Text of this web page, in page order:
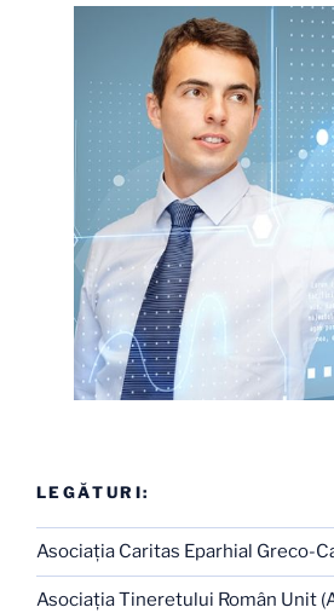
LEGĂTURI:
Asociaţia Caritas Eparhial Greco-
Asociaţia Tineretului Român Unit